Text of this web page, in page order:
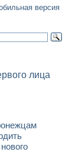
версия
лица